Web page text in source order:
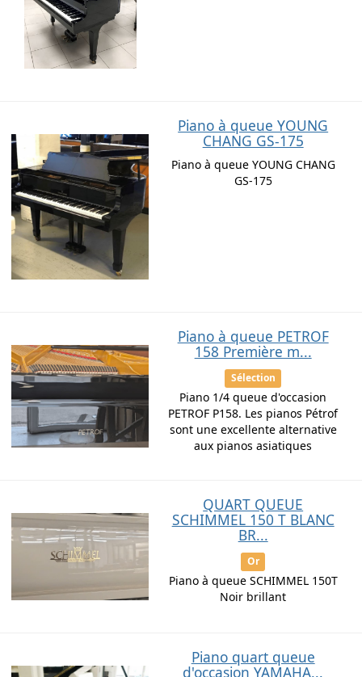
Piano à queue YOUNG
CHANG GS-175
Piano à queue YOUNG CHANG
GS-175
Piano à queue PETROF
158 Première m...
Sélection
Piano 1/4 queue d'occasion
PETROF P158. Les pianos Pétrof
sont une excellente alternative
aux pianos asiatiques
QUART QUEUE
SCHIMMEL 150 T BLANC
BR...
Or
Piano à queue SCHIMMEL 150T
Noir brillant
Piano quart queue
d'occasion YAMAHA...